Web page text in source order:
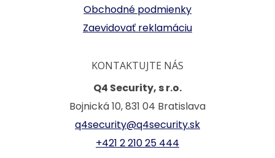
Obchodné podmienky
Zaevidovať reklamáciu
KONTAKTUJTE NÁS
Q4 Security, s r.o.
Bojnická 10, 831 04 Bratislava
q4security@q4security.sk
+421 2 210 25 444